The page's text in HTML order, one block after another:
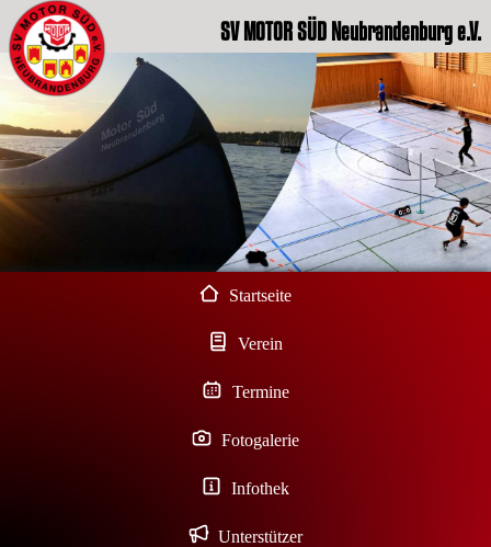
SV MOTOR SÜD Neubrandenburg e.V.
Startseite
Verein
Termine
Fotogalerie
Infothek
Unterstützer